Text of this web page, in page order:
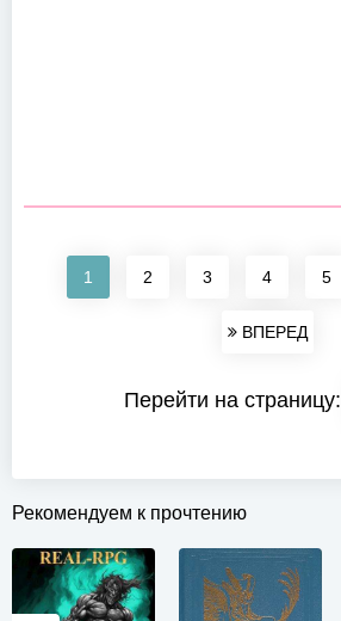
1 2 3 4 5
ВПЕРЕД
Перейти на страницу:
Рекомендуем к прочтению